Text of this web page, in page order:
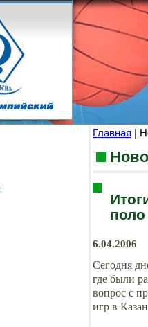
Главная |
поло
6.04.2006
Сегодня
где были
вопрос с
игр в